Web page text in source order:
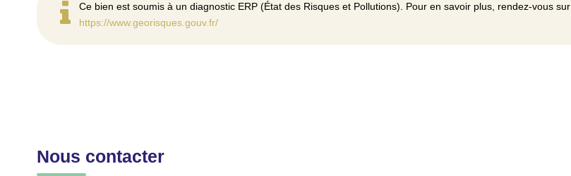
Ce bien est soumis à un diagnostic ERP (État des Risques et Pollutions). Pour en savoir plus, rendez-vous sur
https://www.georisques.gouv.fr/
Nous contacter